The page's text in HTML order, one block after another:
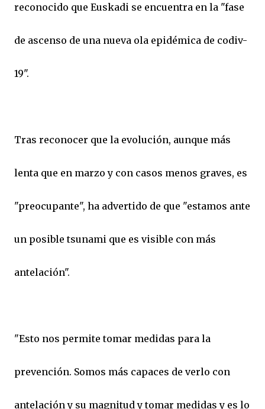
reconocido que Euskadi se encuentra en la "fase
de ascenso de una nueva ola epidémica de codiv-
19".
Tras reconocer que la evolución, aunque más
lenta que en marzo y con casos menos graves, es
"preocupante", ha advertido de que "estamos ante
un posible tsunami que es visible con más
antelación".
"Esto nos permite tomar medidas para la
prevención. Somos más capaces de verlo con
antelación y su magnitud y tomar medidas y es lo